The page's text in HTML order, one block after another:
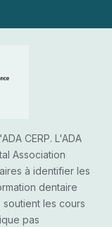
CERP. L'ADA
Association
à identifier les
dentaire
soutient les cours
pas